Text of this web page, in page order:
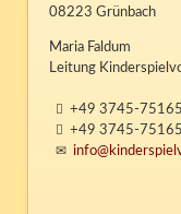
08223 Grünbach
Maria Faldum
Leitung
+49 3745-
+49 3745-